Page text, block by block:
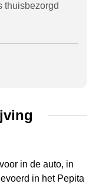
thuisbezorgd
in de auto, in
in het Pepita